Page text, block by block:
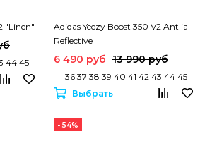
"Linen"
44 45
Adidas Yeezy Boost 350 V2 Antlia
Reflective
6 490 руб 13 990 руб
36 37 38 39 40 41 42 43 44 45
Выбрать
- 54%